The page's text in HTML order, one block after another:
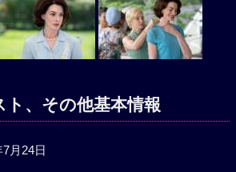
ト、その他基本情報
7月24日